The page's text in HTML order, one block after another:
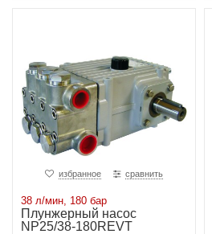
избранное сравнить
38 л/мин, 180 бар
Плунжерный насос
NP25/38-180REVT